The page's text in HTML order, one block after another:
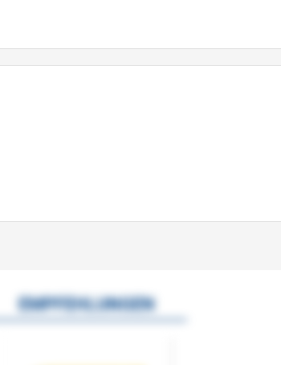
EMPFEHLUNGEN